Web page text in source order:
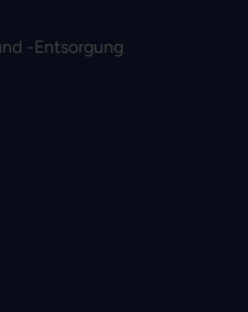
-Entsorgung